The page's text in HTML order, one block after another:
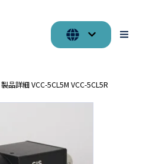
製品詳細 VCC-5CL5M VCC-5CL5R